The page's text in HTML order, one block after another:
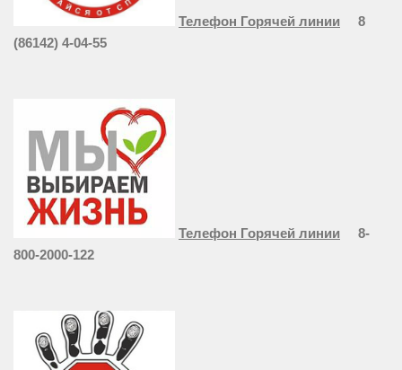
Телефон Горячей линии
8
(86142) 4-04-55
Телефон Горячей линии
8-
800-2000-122